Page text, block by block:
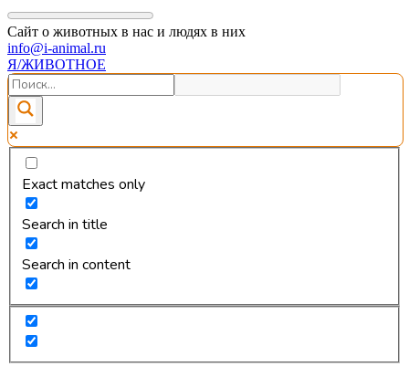
Сайт о животных в нас и людях в них
info@i-animal.ru
Я/ЖИВОТНОЕ
Exact matches only
Search in title
Search in content